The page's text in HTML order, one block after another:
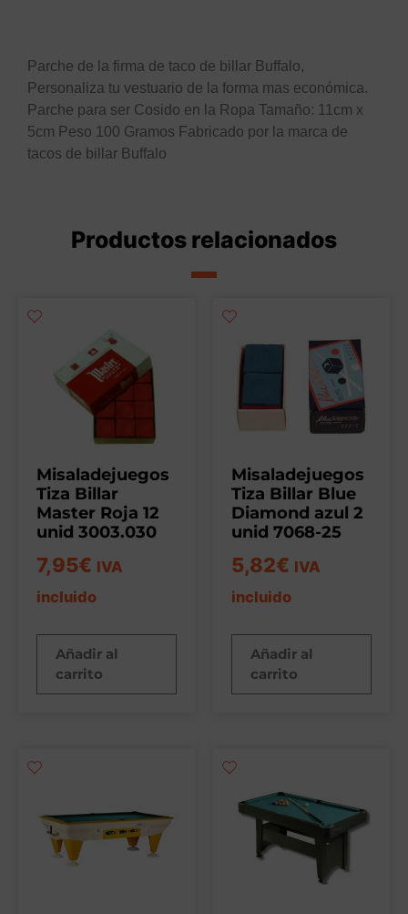
Parche de la firma de taco de billar Buffalo,
Personaliza tu vestuario de la forma mas económica.
Parche para ser Cosido en la Ropa Tamaño: 11cm x
5cm Peso 100 Gramos Fabricado por la marca de
tacos de billar Buffalo
Productos relacionados
Misaladejuegos
Tiza Billar
Master Roja 12
unid 3003.030
7,95€ IVA
incluido
Añadir al
carrito
Misaladejuegos
Tiza Billar Blue
Diamond azul 2
unid 7068-25
5,82€ IVA
incluido
Añadir al
carrito